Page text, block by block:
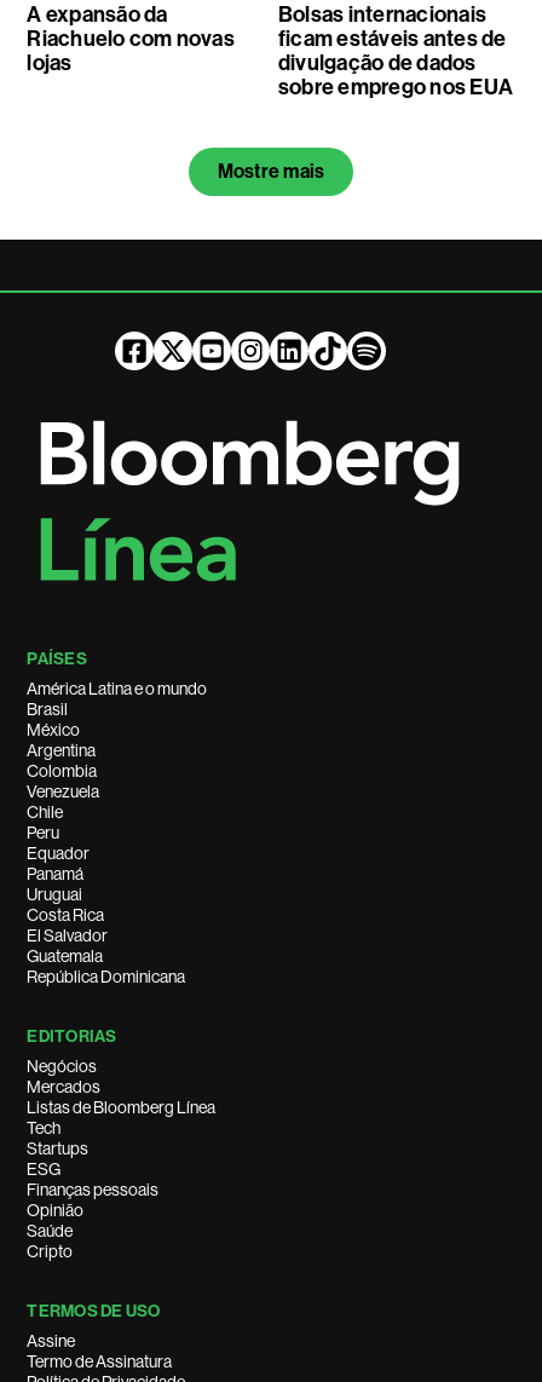
A expansão da
Riachuelo com novas
lojas
Bolsas internacionais
ficam estáveis antes de
divulgação de dados
sobre emprego nos EUA
Mostre mais
PAÍSES
América Latina e o mundo
Brasil
México
Argentina
Colombia
Venezuela
Chile
Peru
Equador
Panamá
Uruguai
Costa Rica
El Salvador
Guatemala
República Dominicana
EDITORIAS
Negócios
Mercados
Listas de Bloomberg Línea
Tech
Startups
ESG
Finanças pessoais
Opinião
Saúde
Cripto
TERMOS DE USO
Assine
Termo de Assinatura